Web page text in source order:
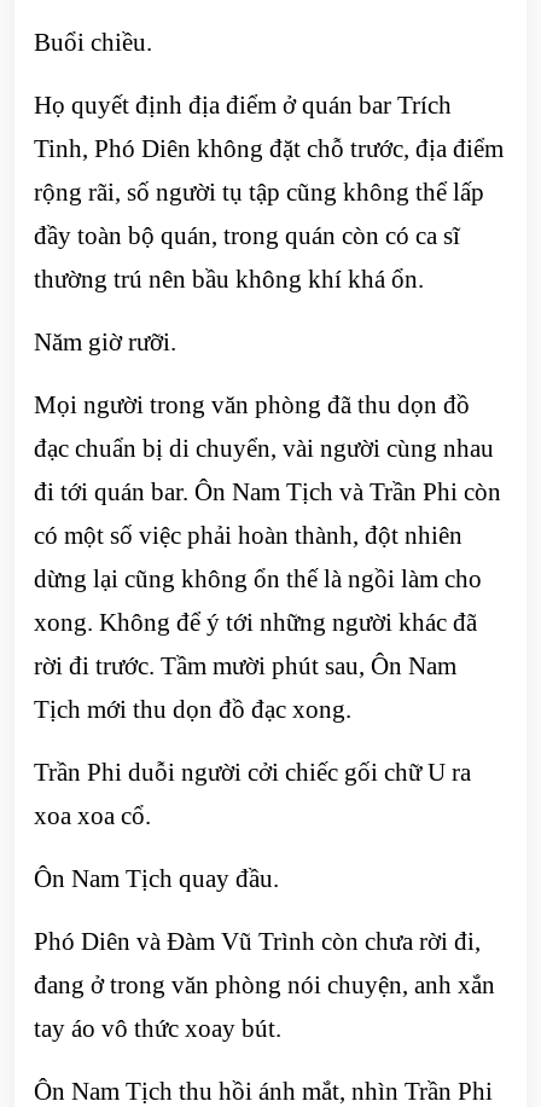
Buổi chiều.
Họ quyết định địa điểm ở quán bar Trích
Tinh, Phó Diên không đặt chỗ trước, địa điểm
rộng rãi, số người tụ tập cũng không thể lấp
đầy toàn bộ quán, trong quán còn có ca sĩ
thường trú nên bầu không khí khá ổn.
Năm giờ rưỡi.
Mọi người trong văn phòng đã thu dọn đồ
đạc chuẩn bị di chuyển, vài người cùng nhau
đi tới quán bar. Ôn Nam Tịch và Trần Phi còn
có một số việc phải hoàn thành, đột nhiên
dừng lại cũng không ổn thế là ngồi làm cho
xong. Không để ý tới những người khác đã
rời đi trước. Tầm mười phút sau, Ôn Nam
Tịch mới thu dọn đồ đạc xong.
Trần Phi duỗi người cởi chiếc gối chữ U ra
xoa xoa cổ.
Ôn Nam Tịch quay đầu.
Phó Diên và Đàm Vũ Trình còn chưa rời đi,
đang ở trong văn phòng nói chuyện, anh xắn
tay áo vô thức xoay bút.
Ôn Nam Tịch thu hồi ánh mắt, nhìn Trần Phi